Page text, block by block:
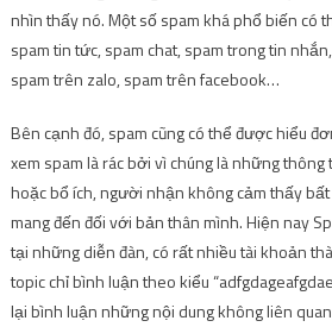
nhìn thấy nó. Một số spam khá phổ biến có
spam tin tức, spam chat, spam trong tin
spam trên zalo, spam trên facebook…
Bên cạnh đó, spam cũng có thể được hiểu
xem spam là rác bởi vì chúng là những
hoặc bổ ích, người nhận không cảm thấy bất
mang đến đối với bản thân mình. Hiện nay
tại những diễn đàn, có rất nhiều tài khoản
topic chỉ bình luận theo kiểu
lại bình luận những nội dung không liên